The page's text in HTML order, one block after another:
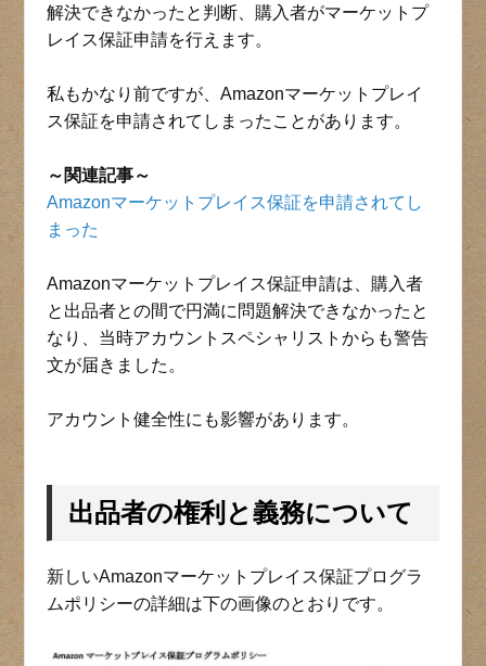
解決できなかったと判断、購入者がマーケットプ
レイス保証申請を行えます。
私もかなり前ですが、Amazonマーケットプレイ
ス保証を申請されてしまったことがあります。
～関連記事～
Amazonマーケットプレイス保証を申請されてし
まった
Amazonマーケットプレイス保証申請は、購入者
と出品者との間で円満に問題解決できなかったと
なり、当時アカウントスペシャリストからも警告
文が届きました。
アカウント健全性にも影響があります。
出品者の権利と義務について
新しいAmazonマーケットプレイス保証プログラ
ムポリシーの詳細は下の画像のとおりです。